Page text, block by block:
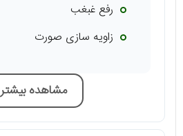
رفع غبغب
زاویه سازی صورت
مشاهده بیشتر